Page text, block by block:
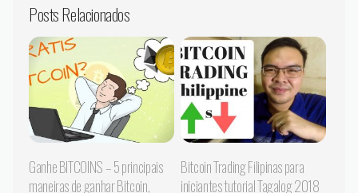
Posts Relacionados
Ganhe BITCOINS – 5 principais
maneiras de ganhar Bitcoin,
Bitcoin Trading Filipinas para
iniciantes tutorial Tagalog 2018